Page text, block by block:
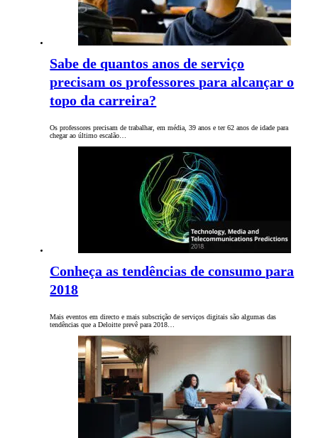
Sabe de quantos anos de serviço
precisam os professores para alcançar o
topo da carreira?
Os professores precisam de trabalhar, em média, 39 anos e ter 62 anos de idade para
chegar ao último escalão…
Conheça as tendências de consumo para
2018
Mais eventos em directo e mais subscrição de serviços digitais são algumas das
tendências que a Deloitte prevê para 2018…